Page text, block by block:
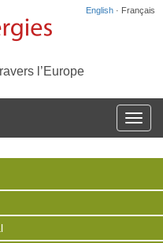
English · Français
l’Europe
la